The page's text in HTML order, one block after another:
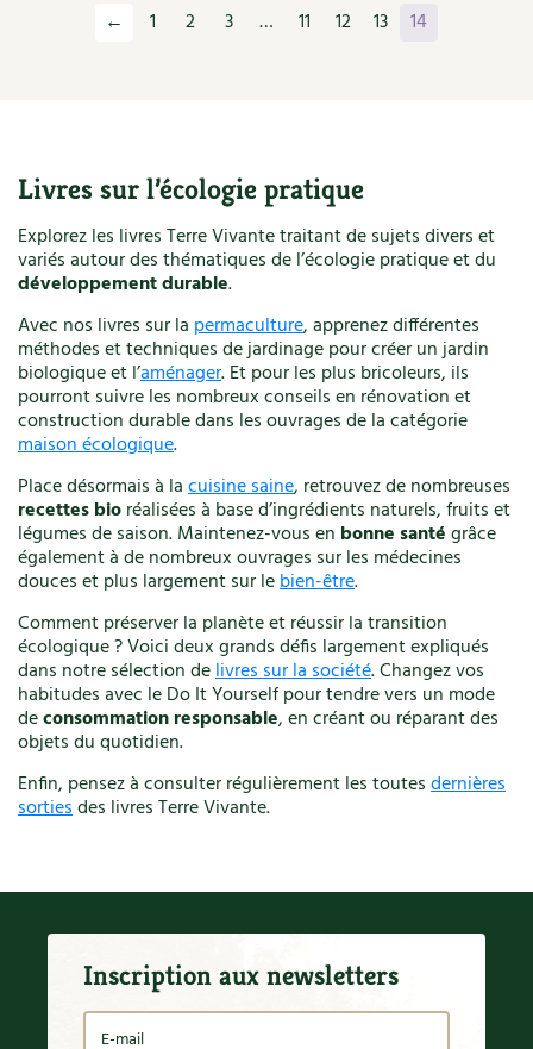
Toit végétalisé
Tous les...
Tressage
Vannerie
Végétal
Vélo
Verger
Vêtements
Ville
Vincent Albouy
Xavier Mathias
Annuler les filtres
← 1 2 3 … 11 12 13 14
Livres sur l’écologie pratique
Explorez les livres Terre Vivante traitant de sujets divers et
variés autour des thématiques de l’écologie pratique et du
développement durable.
Avec nos livres sur la permaculture, apprenez différentes
méthodes et techniques de jardinage pour créer un jardin
biologique et l’aménager. Et pour les plus bricoleurs, ils
pourront suivre les nombreux conseils en rénovation et
construction durable dans les ouvrages de la catégorie
maison écologique.
Place désormais à lacuisine saine, retrouvez de nombreuses
recettes bioréalisées à base d’ingrédients naturels, fruits et
légumes de saison. Maintenez-vous en bonne santégrâce
également à de nombreux ouvrages sur les médecines
douces et plus largement sur lebien-être.
Comment préserver la planète et réussir la transition
écologique ? Voici deux grands défis largement expliqués
dans notre sélection delivres sur la société. Changez vos
habitudes avec le Do It Yourself pour tendre vers un mode
deconsommation responsable, en créant ou réparant des
objets du quotidien.
Enfin, pensez à consulter régulièrement les toutesdernières
sortiesdes livres Terre Vivante.
Inscription aux newsletters